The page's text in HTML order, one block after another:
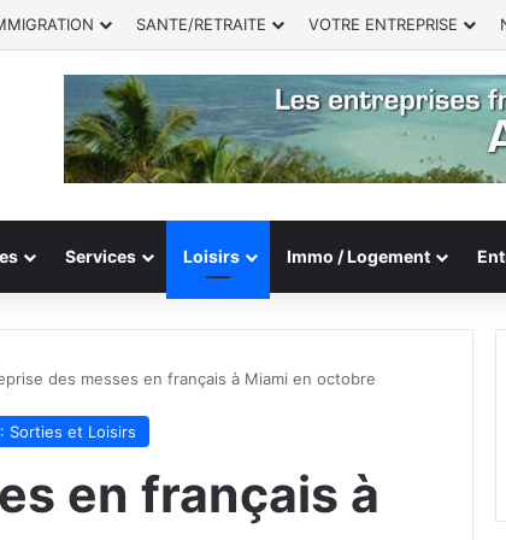
SANTE/RETRAITE VOTRE ENTREPRISE
Services Loisirs Immo / Logement
des messes en français à Miami en octobre
: Sorties et Loisirs
en français à